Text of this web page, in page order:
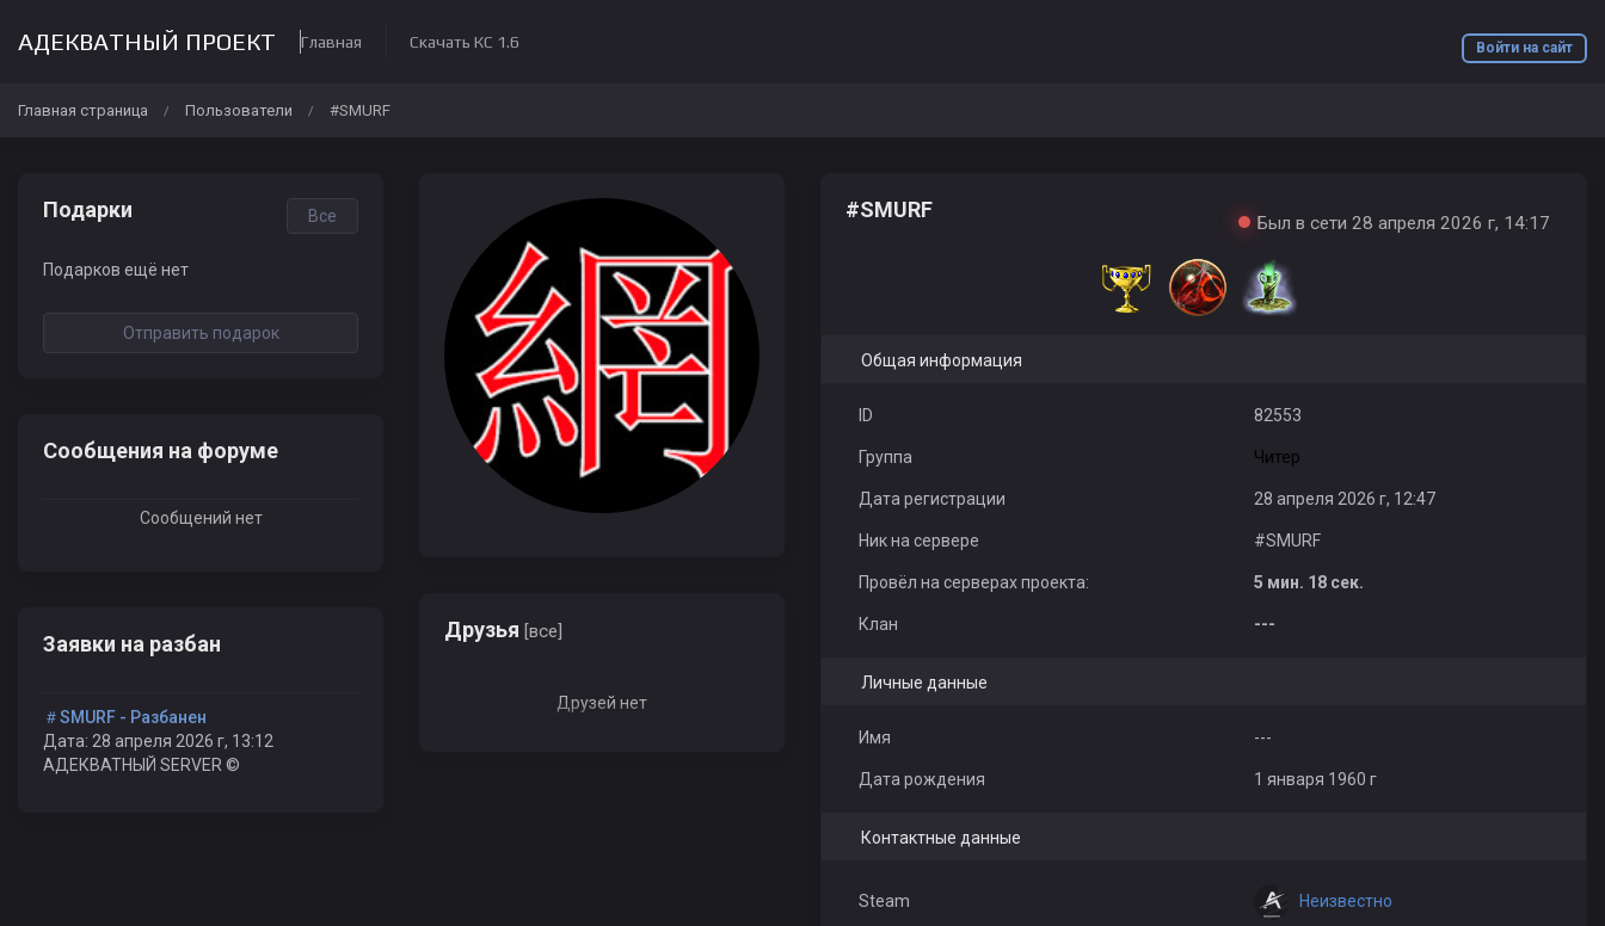
Войти на сайт
АДЕКВАТНЫЙ ПРОЕКТ Главная Скачать КС 1.6
Главная страница / Пользователи / #SMURF
Друзья [все]
Друзей нет
#SMURF
Был в сети 28 апреля 2026 г, 14:17
Общая информация
ID 82553
Группа Читер
Дата регистрации 28 апреля 2026 г, 12:47
Ник на сервере #SMURF
Провёл на серверах проекта: 5 мин. 18 сек.
Клан ---
Личные данные
Имя ---
Дата рождения 1 января 1960 г
Контактные данные
Steam Неизвестно
Подарки Все
Подарков ещё нет
Отправить подарок
Сообщения на форуме
Сообщений нет
Заявки на разбан
＃SMURF - Разбанен
Дата: 28 апреля 2026 г, 13:12
АДЕКВАТНЫЙ SERVER ©